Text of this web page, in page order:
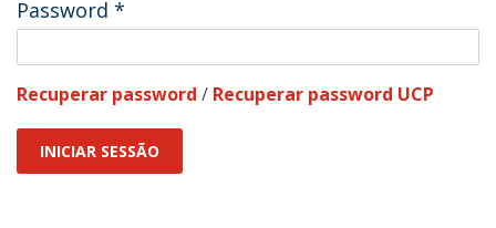
Password *
Recuperar password / Recuperar password UCP
INICIAR SESSÃO